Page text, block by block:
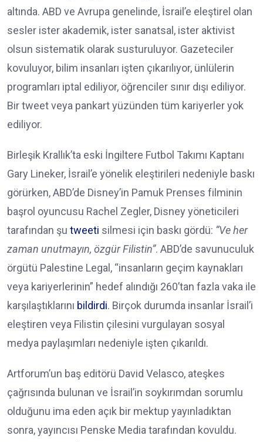
altında. ABD ve Avrupa genelinde, İsrail’e eleştirel olan
sesler ister akademik, ister sanatsal, ister aktivist
olsun sistematik olarak susturuluyor. Gazeteciler
kovuluyor, bilim insanları işten çıkarılıyor, ünlülerin
programları iptal ediliyor, öğrenciler sınır dışı ediliyor.
Bir tweet veya pankart yüzünden tüm kariyerler yok
ediliyor.
Birleşik Krallık’ta eski İngiltere Futbol Takımı Kaptanı
Gary Lineker, İsrail’e yönelik eleştirileri nedeniyle baskı
görürken, ABD’de Disney’in Pamuk Prenses filminin
başrol oyuncusu Rachel Zegler, Disney yöneticileri
tarafından şu tweeti silmesi için baskı gördü: “Ve her
zaman unutmayın, özgür Filistin”. ABD’de savunuculuk
örgütü Palestine Legal, “insanların geçim kaynakları
veya kariyerlerinin” hedef alındığı 260’tan fazla vaka ile
karşılaştıklarını bildirdi. Birçok durumda insanlar İsrail’i
eleştiren veya Filistin çilesini vurgulayan sosyal
medya paylaşımları nedeniyle işten çıkarıldı.
Artforum’un baş editörü David Velasco, ateşkes
çağrısında bulunan ve İsrail’in soykırımdan sorumlu
olduğunu ima eden açık bir mektup yayınladıktan
sonra, yayıncısı Penske Media tarafından kovuldu.